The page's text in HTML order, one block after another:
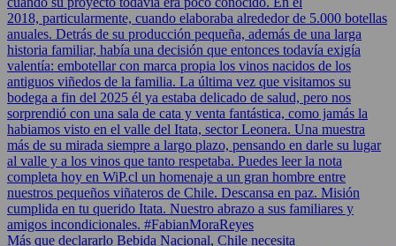
Más que declararlo Bebida Nacional, Chile necesita